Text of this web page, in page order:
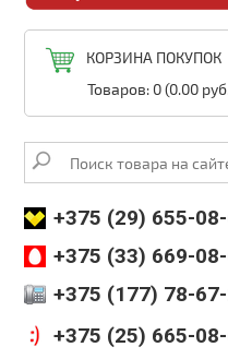
КОРЗИНА ПОКУПОК
Товаров: 0 (0.00
+375 (29) 655-
+375 (33) 669-
+375 (177) 78-
+375 (25) 665-